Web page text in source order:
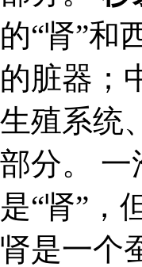
的“肾”和
的脏器；
生殖系统
部分。 一
是“肾”，
肾是一个